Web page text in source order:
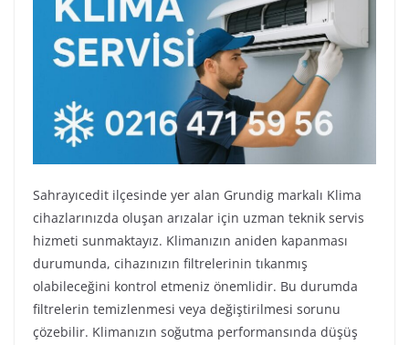
Sahrayıcedit ilçesinde yer alan Grundig markalı Klima
cihazlarınızda oluşan arızalar için uzman teknik servis
hizmeti sunmaktayız. Klimanızın aniden kapanması
durumunda, cihazınızın filtrelerinin tıkanmış
olabileceğini kontrol etmeniz önemlidir. Bu durumda
filtrelerin temizlenmesi veya değiştirilmesi sorunu
çözebilir. Klimanızın soğutma performansında düşüş